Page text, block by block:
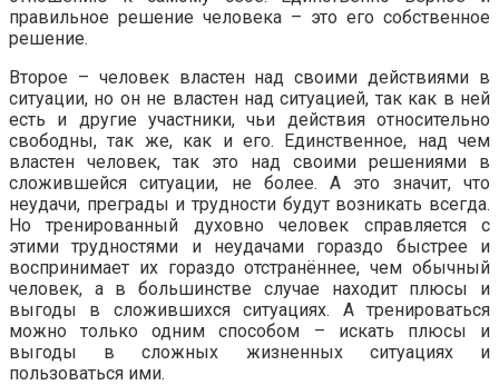
правильное решение человека – это его собственное
решение.
Второе – человек властен над своими действиями в
ситуации, но он не властен над ситуацией, так как в ней
есть и другие участники, чьи действия относительно
свободны, так же, как и его. Единственное, над чем
властен человек, так это над своими решениями в
сложившейся ситуации, не более. А это значит, что
неудачи, преграды и трудности будут возникать всегда.
Но тренированный духовно человек справляется с
этими трудностями и неудачами гораздо быстрее и
воспринимает их гораздо отстранённее, чем обычный
человек, а в большинстве случае находит плюсы и
выгоды в сложившихся ситуациях. А тренироваться
можно только одним способом – искать плюсы и
выгоды в сложных жизненных ситуациях и
пользоваться ими.